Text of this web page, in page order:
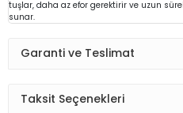
tuşlar, daha az efor gerektirir ve uzun
sunar.
Garanti ve Teslimat
Taksit Seçenekleri